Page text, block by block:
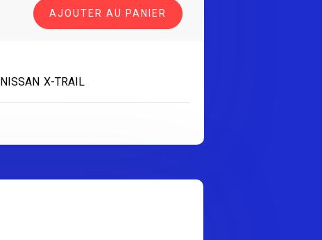
AJOUTER AU PANIER
NISSAN X-TRAIL